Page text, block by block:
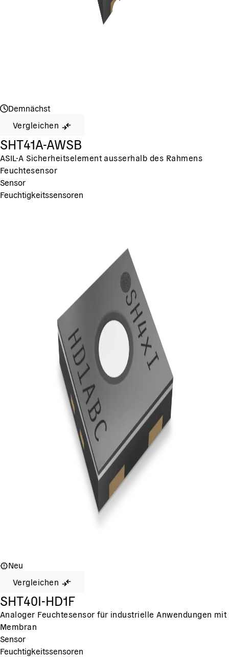
Demnächst
Vergleichen
SHT41A-AWSB
ASIL-A Sicherheitselement ausserhalb des Rahmens
Feuchtesensor
Sensor
Feuchtigkeitssensoren
Neu
Vergleichen
SHT40I-HD1F
Analoger Feuchtesensor für industrielle Anwendungen mit
Membran
Sensor
Feuchtigkeitssensoren